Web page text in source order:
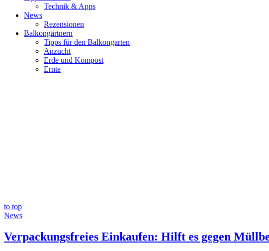
Technik & Apps
News
Rezensionen
Balkongärtnern
Tipps für den Balkongarten
Anzucht
Erde und Kompost
Ernte
to top
News
Verpackungsfreies Einkaufen: Hilft es gegen